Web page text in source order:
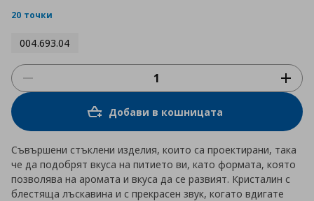
20 точки
004.693.04
Добави в кошницата
Съвършени стъклени изделия, които са проектирани, така
че да подобрят вкуса на питието ви, като формата, която
позволява на аромата и вкуса да се развият. Кристалин с
блестяща лъскавина и с прекрасен звук, когато вдигате